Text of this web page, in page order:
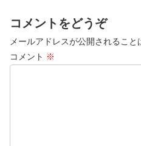
コメントをどうぞ
メールアドレスが公開されること
コメント ※